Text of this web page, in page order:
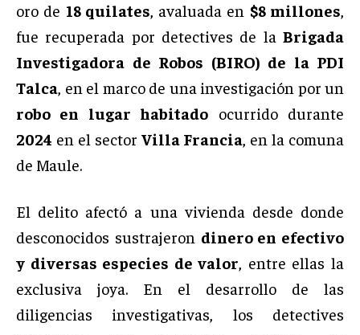
oro de 18 quilates, avaluada en $8 millones,
fue recuperada por detectives de la Brigada
Investigadora de Robos (BIRO) de la PDI
Talca, en el marco de una investigación por un
robo en lugar habitado ocurrido durante
2024 en el sector Villa Francia, en la comuna
de Maule.
El delito afectó a una vivienda desde donde
desconocidos sustrajeron dinero en efectivo
y diversas especies de valor, entre ellas la
exclusiva joya. En el desarrollo de las
diligencias investigativas, los detectives